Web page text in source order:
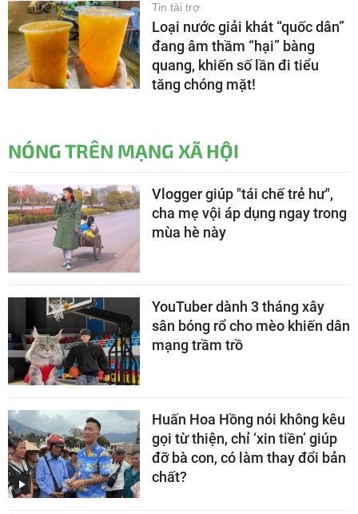
Tin tài trợ
Loại nước giải khát “quốc dân”
đang âm thầm “hại” bàng
quang, khiến số lần đi tiểu
tăng chóng mặt!
NÓNG TRÊN MẠNG XÃ HỘI
Vlogger giúp "tái chế trẻ hư",
cha mẹ vội áp dụng ngay trong
mùa hè này
YouTuber dành 3 tháng xây
sân bóng rổ cho mèo khiến dân
mạng trầm trồ
Huấn Hoa Hồng nói không kêu
gọi từ thiện, chỉ ‘xin tiền’ giúp
đỡ bà con, có làm thay đổi bản
chất?